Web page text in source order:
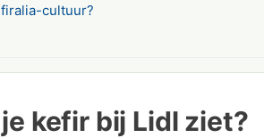
cultuur?
kefir bij Lidl ziet?